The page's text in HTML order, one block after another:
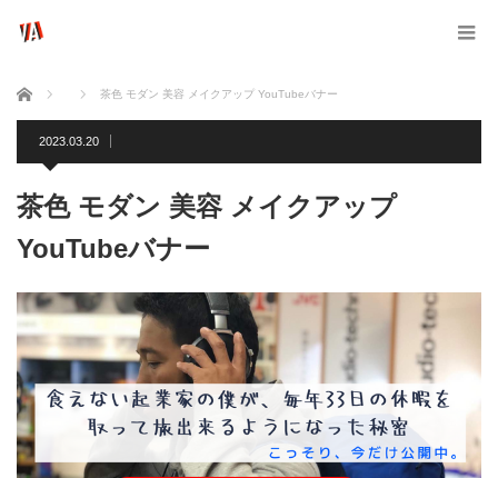
ホーム 茶色 モダン 美容 メイクアップ YouTubeバナー
2023.03.20
茶色 モダン 美容 メイクアップ
YouTubeバナー